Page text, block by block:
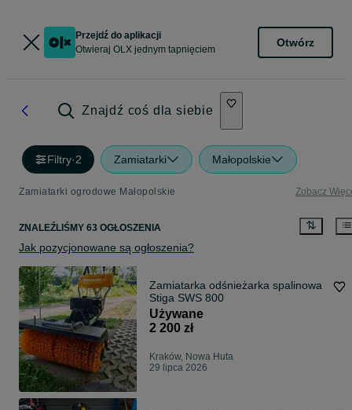
Przejdź do aplikacji
Otwieraj OLX jednym tapnięciem
Otwórz
Znajdź coś dla siebie
Filtry·2 Zamiatarki Małopolskie
Zamiatarki ogrodowe Małopolskie Zobacz
ZNALEŹLIŚMY 63 OGŁOSZENIA
Jak pozycjonowane są ogłoszenia?
Zamiatarka odśnieżarka spalinowa
Stiga SWS 800
Używane
2 200 zł
Kraków, Nowa Huta
29 lipca 2026